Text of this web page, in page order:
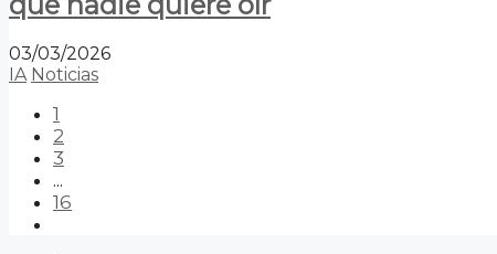
03/03/2026
IA Noticias
1
2
3
...
16